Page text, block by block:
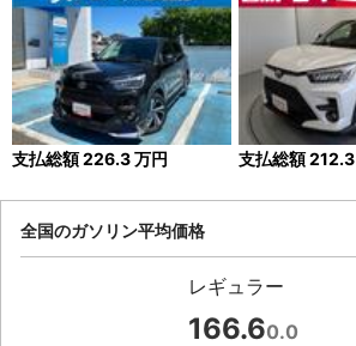
支払総額226.3万円 支払総額212.3
全国のガソリン平均価格
レギュラー
166.60.0